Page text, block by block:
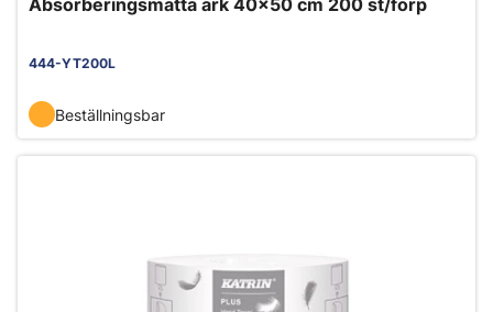
Absorberingsmatta ark 40x50 cm 200 st/förp
444-YT200L
Beställningsbar